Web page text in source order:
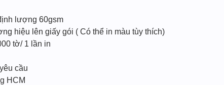
lượng 60gsm
hiệu lên giấy gói ( Có thể in màu tùy thích)
tờ/ 1 lần in
cầu
HCM